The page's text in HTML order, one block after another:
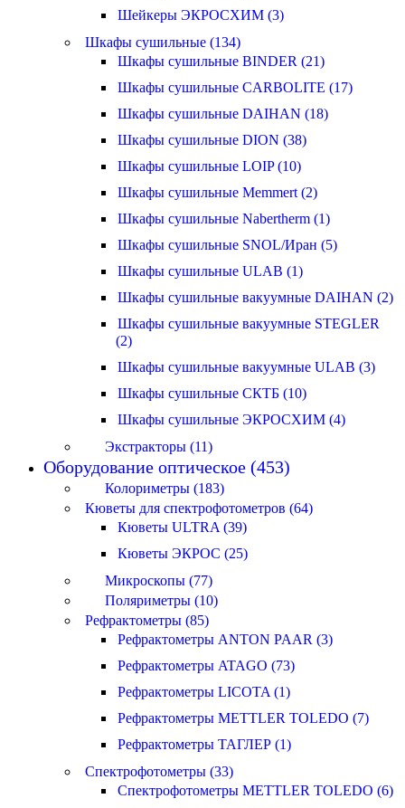
Шейкеры ЭКРОСХИМ (3)
Шкафы сушильные (134)
Шкафы сушильные BINDER (21)
Шкафы сушильные CARBOLITE (17)
Шкафы сушильные DAIHAN (18)
Шкафы сушильные DION (38)
Шкафы сушильные LOIP (10)
Шкафы сушильные Memmert (2)
Шкафы сушильные Nabertherm (1)
Шкафы сушильные SNOL/Иран (5)
Шкафы сушильные ULAB (1)
Шкафы сушильные вакуумные DAIHAN (2)
Шкафы сушильные вакуумные STEGLER
(2)
Шкафы сушильные вакуумные ULAB (3)
Шкафы сушильные СКТБ (10)
Шкафы сушильные ЭКРОСХИМ (4)
Экстракторы (11)
Оборудование оптическое (453)
Колориметры (183)
Кюветы для спектрофотометров (64)
Кюветы ULTRA (39)
Кюветы ЭКРОС (25)
Микроскопы (77)
Поляриметры (10)
Рефрактометры (85)
Рефрактометры ANTON PAAR (3)
Рефрактометры ATAGO (73)
Рефрактометры LICOTA (1)
Рефрактометры METTLER TOLEDO (7)
Рефрактометры ТАГЛЕР (1)
Спектрофотометры (33)
Спектрофотометры METTLER TOLEDO (6)